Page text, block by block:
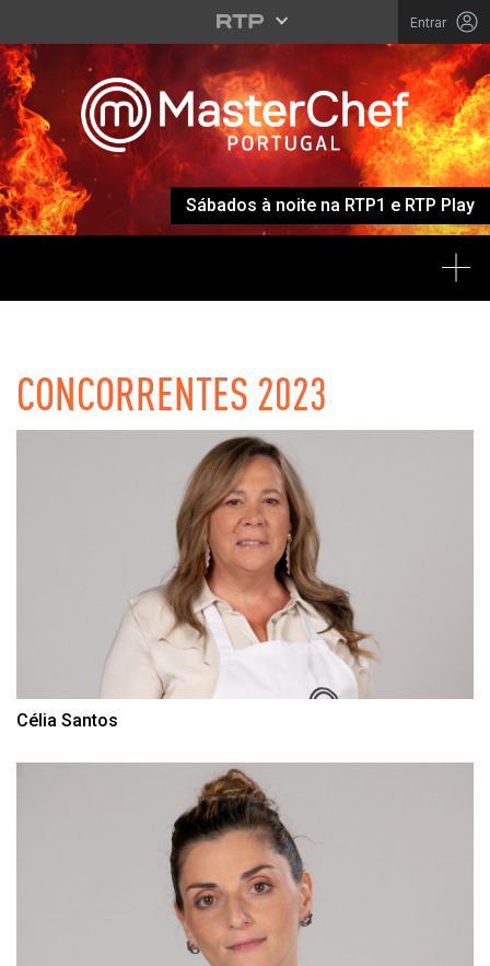
Entrar
Sábados à noite na RTP1 e RTP Play
CONCORRENTES 2023
Listagem de Concorrentes
Célia Santos